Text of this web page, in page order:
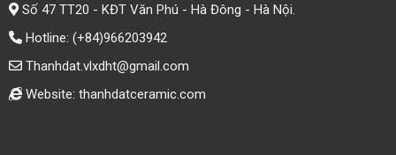
Số 47 TT20 - KĐT Văn Phú - Hà Đông - Hà Nội.
Hotline: (+84)966203942
Thanhdat.vlxdht@gmail.com
Website: thanhdatceramic.com